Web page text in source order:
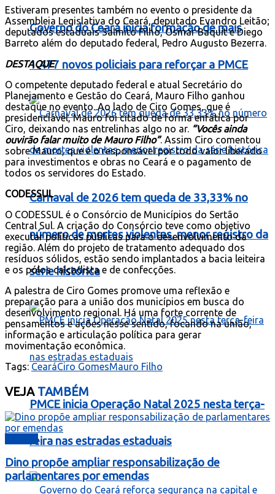
Governo do Ceará inicia formação de mais
1.477 novos policiais para reforçar a PMCE
Carnaval de 2026 tem queda de 33,33% no
número de mortes violentas, menor registro da
série histórica
PMCE inicia Operação Natal 2025 nesta terça-
feira nas estradas estaduais
Estiveram presentes também no evento o presidente da
Assembleia Legislativa do Ceará, deputado Evandro Leitão;
deputados estaduais Salmito Filho, Osmar Baquit e Diego
Barreto além do deputado federal, Pedro Augusto Bezerra.
DESTAQUE
O competente deputado federal e atual Secretário do
Planejamento e Gestão do Ceará, Mauro Filho ganhou
destaque no evento. Ao lado de Ciro Gomes, que é
presidenciável, Mauro foi citado de forma enfática por
Ciro, deixando nas entrelinhas algo no ar. “Vocês ainda
ouvirão falar muito de Mauro Filho”. Assim Ciro comentou
sobre Mauro, que é o responsável por todo valor liberado
para investimentos e obras no Ceará e o pagamento de
todos os servidores do Estado.
CODESSUL
O CODESSUL é o Consórcio de Municípios do Sertão
Central Sul. A criação do Consórcio teve como objetivo
executar políticas públicas para o desenvolvimento da
região. Além do projeto de tratamento adequado dos
resíduos sólidos, estão sendo implantados a bacia leiteira
e os pólos calçadista e de confecções.
A palestra de Ciro Gomes promove uma reflexão e
preparação para a união dos municípios em busca do
desenvolvimento regional. Há uma forte corrente de
pensamentos e ações nesse sentido, focando na união,
informação e articulação política para gerar
movimentação econômica.
Tags: CearáCiro GomesMauro Filho
VEJATAMBÉM
Dino propõe ampliar responsabilização de
parlamentares por emendas